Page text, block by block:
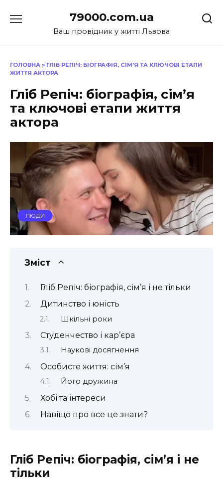
до
79000.com.ua
Ваш провідник у житті Львова
ГОЛОВНА » ГЛІБ РЕПІЧ: БІОГРАФІЯ, СІМ’Я ТА КЛЮЧОВІ ЕТАПИ
ЖИТТЯ АКТОРА
Гліб Репіч: біографія, сім’я
та ключові етапи життя
актора
ЛЮДИ
Зміст
Гліб Репіч: біографія, сім’я і не тільки
Дитинство і юність
Шкільні роки
Студенчество і кар’єра
Наукові досягнення
Особисте життя: сім’я
Його дружина
Хобі та інтереси
Навіщо про все це знати?
Гліб Репіч: біографія, сім’я і не
тільки